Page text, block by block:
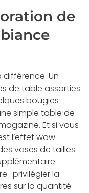
de
différence. Un
de table assorties
bougies
simple table de
Et si vous
l’effet wow
vases de tailles
: privilégier la
sur la quantité.